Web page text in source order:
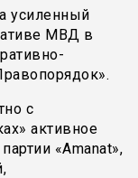
усиленный
МВД в
с
активное
«Amanat»,